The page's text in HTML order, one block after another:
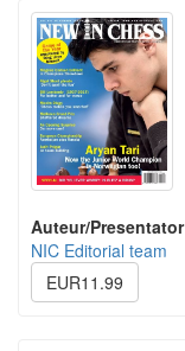
Auteur/Presentator
NIC Editorial team
EUR11.99